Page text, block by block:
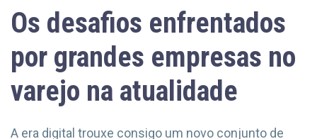
Os desafios enfrentados
por grandes empresas no
varejo na atualidade
A era digital trouxe consigo um novo conjunto de